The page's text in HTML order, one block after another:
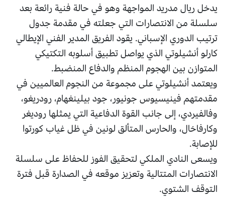
يدخل ريال مدريد المواجهة وهو في حالة فنية رائعة بعد
سلسلة من الانتصارات التي جعلته في مقدمة جدول
ترتيب الدوري الإسباني. يقود الفريق المدير الفني الإيطالي
كارلو أنشيلوتي الذي يواصل تطبيق أسلوبه التكتيكي
المتوازن بين الهجوم المنظم والدفاع المنضبط.
ويعتمد أنشيلوتي على مجموعة من النجوم العالميين في
مقدمتهم فينيسيوس جونيور، جود بيلينغهام، رودريغو،
وفالفيردي، إلى جانب القوة الدفاعية التي يمثلها روديغر
وكارفاخال، والحارس المتألق لونين في ظل غياب كورتوا
للإصابة.
ويسعى النادي الملكي لتحقيق الفوز للحفاظ على سلسلة
الانتصارات المتتالية وتعزيز موقعه في الصدارة قبل فترة
التوقف الشتوي.